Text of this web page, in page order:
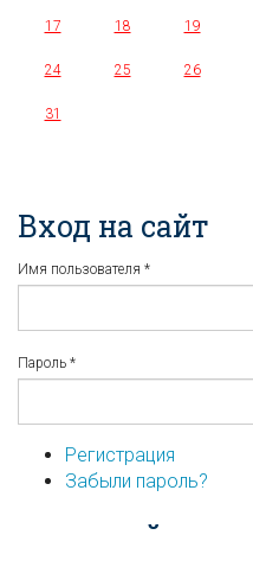
17 18 19
24 25 26
31
Вход на сайт
Имя пользователя *
Пароль *
Регистрация
Забыли пароль?
...или войдите